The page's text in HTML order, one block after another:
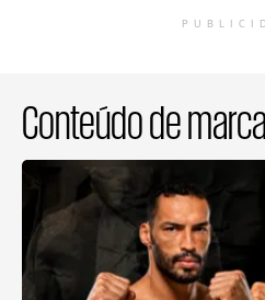
Conteúdo de marca